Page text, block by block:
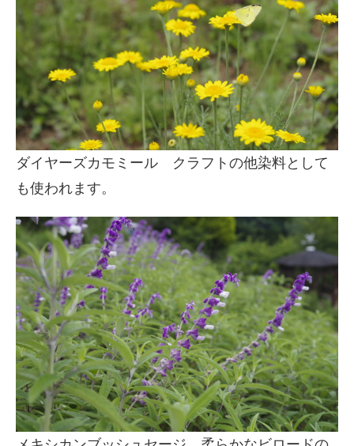
ダイヤーズカモミール クラフトの他染料として
も使われます。